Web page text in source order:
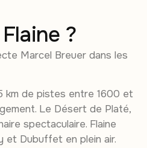
?
Marcel Breuer dans les
km de pistes entre 1600 et
Le Désert de Platé,
spectaculaire. Flaine
et Dubuffet en plein air.